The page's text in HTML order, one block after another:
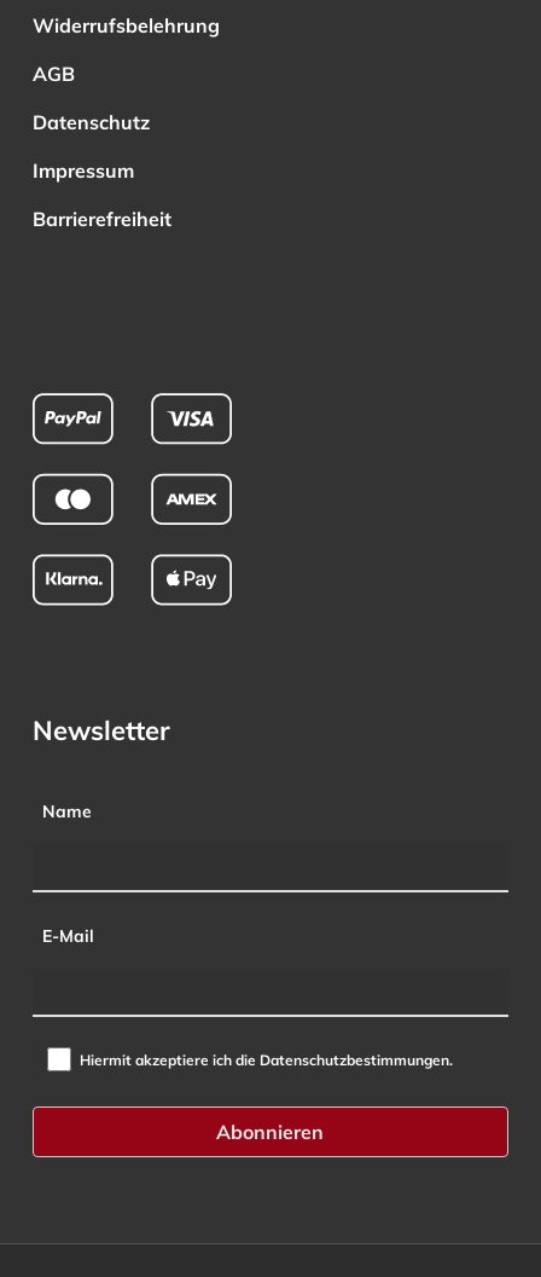
Widerrufsbelehrung
AGB
Datenschutz
Impressum
Barrierefreiheit
Newsletter
Name
E-Mail
Hiermit akzeptiere ich die Datenschutzbestimmungen.